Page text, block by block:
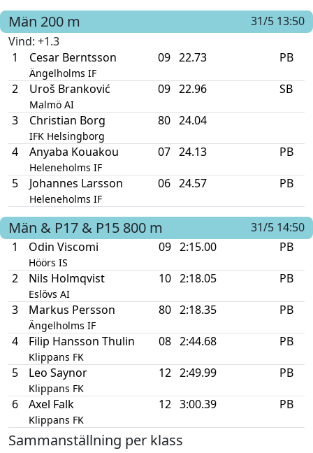
Män 200 m
31/5 13:50
Vind: +1.3
1
Cesar Berntsson
Ängelholms IF
09 22.73 PB
2 Uroš Branković
Malmö AI
09 22.96 SB
3 Christian Borg
IFK Helsingborg
80 24.04
4 Anyaba Kouakou
Heleneholms IF
07 24.13 PB
5 Johannes Larsson
Heleneholms IF
06 24.57 PB
Män & P17 & P15 800 m
31/5 14:50
1
Odin Viscomi
Höörs IS
09 2:15.00 PB
2 Nils Holmqvist
Eslövs AI
10 2:18.05 PB
3 Markus Persson
Ängelholms IF
80 2:18.35 PB
4 Filip Hansson Thulin
Klippans FK
08 2:44.68 PB
5 Leo Saynor
Klippans FK
12 2:49.99 PB
6 Axel Falk
Klippans FK
12 3:00.39 PB
Sammanställning per klass